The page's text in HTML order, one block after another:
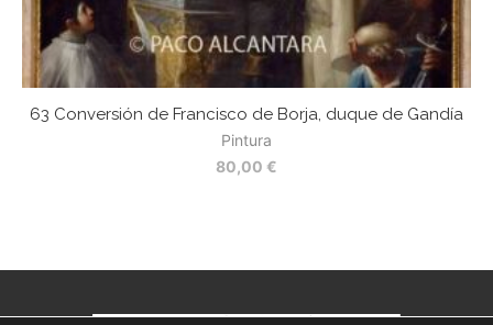
63 Conversión de Francisco de Borja, duque de Gandía
Pintura
80,00 €